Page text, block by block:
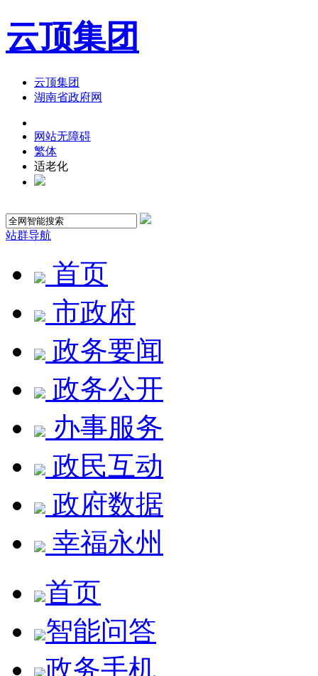
云顶集团
云顶集团
湖南省政府网
网站无障碍
繁体
适老化
站群导航
首页
市政府
政务要闻
政务公开
办事服务
政民互动
政府数据
幸福永州
首页
智能问答
政务手机